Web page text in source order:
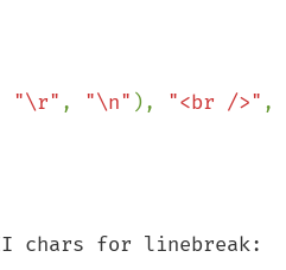
"\r" , "\n" ), "<br />" ,
chars for linebreak: